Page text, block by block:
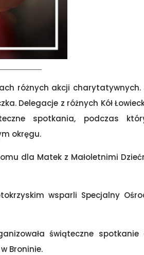
różnych akcji charytatywnych.
Delegacje z różnych Kół
spotkania, podczas
okręgu.
dla Matek z Małoletnimi
wsparli Specjalny
świąteczne spotkanie
Broninie.